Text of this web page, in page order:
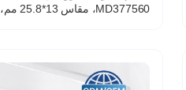
MD377560، مقاس 13*25.8 مم، متوفر الآن للبيع